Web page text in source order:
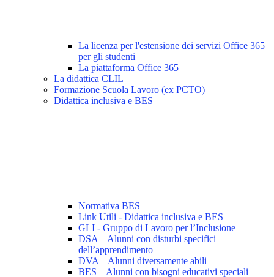
La licenza per l'estensione dei servizi Office 365
per gli studenti
La piattaforma Office 365
La didattica CLIL
Formazione Scuola Lavoro (ex PCTO)
Didattica inclusiva e BES
Normativa BES
Link Utili - Didattica inclusiva e BES
GLI - Gruppo di Lavoro per l’Inclusione
DSA – Alunni con disturbi specifici
dell’apprendimento
DVA – Alunni diversamente abili
BES – Alunni con bisogni educativi speciali